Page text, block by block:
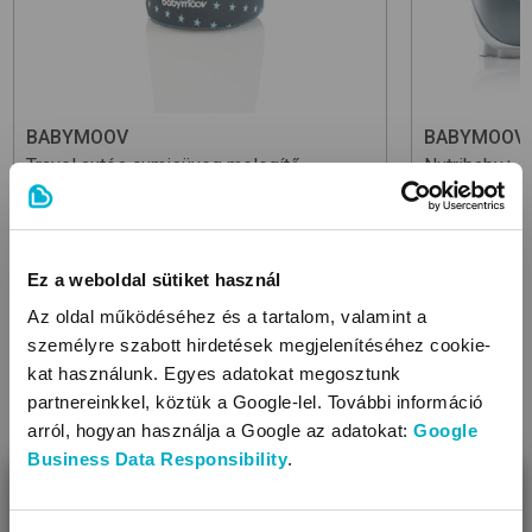
Ez a weboldal sütiket használ
Az oldal működéséhez és a tartalom, valamint a
személyre szabott hirdetések megjelenítéséhez cookie-
kat használunk. Egyes adatokat megosztunk
partnereinkkel, köztük a Google-lel. További információ
arról, hogyan használja a Google az adatokat: Google
Business Data Responsibility.
BABYMOOV
Travel autós cumisüveg melegítő
10 990
BABYMOOV
Nutribaby+
turmixgép
RRP:69 990 Ft
THM:
1 858 Ft